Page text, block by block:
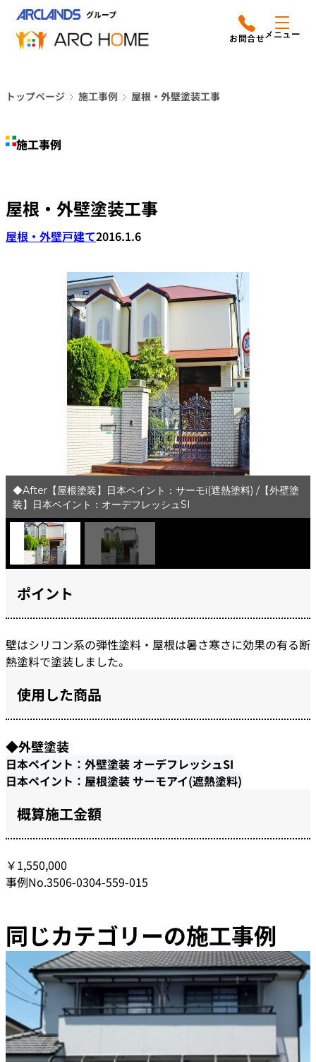
ッ
アークホームについて
施工事例
店舗案内
会社情報
オーナー向け会員サービス
よくあるご質問
採用情報はこちら
メニュー
営業時間は
平日9時から18時までと
電話をかける
トップページ 施工事例 屋根・外壁塗装工事
施工事例
屋根・外壁塗装工事
屋根・外壁戸建て2016.1.6
◆After【屋根塗装】日本ペイント：サーモi(遮熱塗料) /【外壁塗
装】日本ペイント：オーデフレッシュSI
ポイント
壁はシリコン系の弾性塗料・屋根は暑さ寒さに効果の有る断
熱塗料で塗装しました。
使用した商品
◆外壁塗装
日本ペイント：外壁塗装 オーデフレッシュSI
日本ペイント：屋根塗装 サーモアイ(遮熱塗料)
概算施工金額
￥1,550,000
事例No.3506-0304-559-015
同じカテゴリーの施工事例